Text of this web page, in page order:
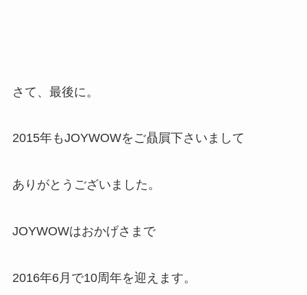
さて、最後に。
2015年もJOYWOWをご贔屓下さいまして
ありがとうございました。
JOYWOWはおかげさまで
2016年6月で10周年を迎えます。